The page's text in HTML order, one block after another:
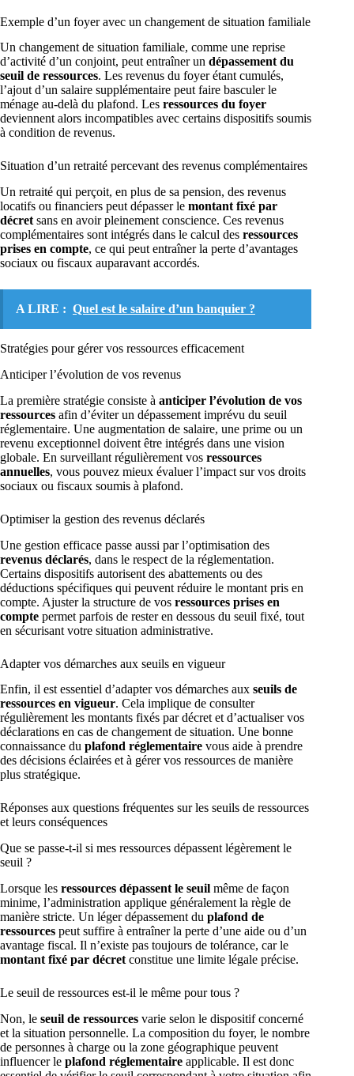
Exemple d’un foyer avec un changement de situation familiale
Un changement de situation familiale, comme une reprise
d’activité d’un conjoint, peut entraîner un dépassement du
seuil de ressources. Les revenus du foyer étant cumulés,
l’ajout d’un salaire supplémentaire peut faire basculer le
ménage au-delà du plafond. Les ressources du foyer
deviennent alors incompatibles avec certains dispositifs soumis
à condition de revenus.
Situation d’un retraité percevant des revenus complémentaires
Un retraité qui perçoit, en plus de sa pension, des revenus
locatifs ou financiers peut dépasser le montant fixé par
décret sans en avoir pleinement conscience. Ces revenus
complémentaires sont intégrés dans le calcul des ressources
prises en compte, ce qui peut entraîner la perte d’avantages
sociaux ou fiscaux auparavant accordés.
A LIRE : Quel est le salaire d’un banquier ?
Stratégies pour gérer vos ressources efficacement
Anticiper l’évolution de vos revenus
La première stratégie consiste à anticiper l’évolution de vos
ressources afin d’éviter un dépassement imprévu du seuil
réglementaire. Une augmentation de salaire, une prime ou un
revenu exceptionnel doivent être intégrés dans une vision
globale. En surveillant régulièrement vos ressources
annuelles, vous pouvez mieux évaluer l’impact sur vos droits
sociaux ou fiscaux soumis à plafond.
Optimiser la gestion des revenus déclarés
Une gestion efficace passe aussi par l’optimisation des
revenus déclarés, dans le respect de la réglementation.
Certains dispositifs autorisent des abattements ou des
déductions spécifiques qui peuvent réduire le montant pris en
compte. Ajuster la structure de vos ressources prises en
compte permet parfois de rester en dessous du seuil fixé, tout
en sécurisant votre situation administrative.
Adapter vos démarches aux seuils en vigueur
Enfin, il est essentiel d’adapter vos démarches aux seuils de
ressources en vigueur. Cela implique de consulter
régulièrement les montants fixés par décret et d’actualiser vos
déclarations en cas de changement de situation. Une bonne
connaissance du plafond réglementaire vous aide à prendre
des décisions éclairées et à gérer vos ressources de manière
plus stratégique.
Réponses aux questions fréquentes sur les seuils de ressources
et leurs conséquences
Que se passe-t-il si mes ressources dépassent légèrement le
seuil ?
Lorsque les ressources dépassent le seuil même de façon
minime, l’administration applique généralement la règle de
manière stricte. Un léger dépassement du plafond de
ressources peut suffire à entraîner la perte d’une aide ou d’un
avantage fiscal. Il n’existe pas toujours de tolérance, car le
montant fixé par décret constitue une limite légale précise.
Le seuil de ressources est-il le même pour tous ?
Non, le seuil de ressources varie selon le dispositif concerné
et la situation personnelle. La composition du foyer, le nombre
de personnes à charge ou la zone géographique peuvent
influencer le plafond réglementaire applicable. Il est donc